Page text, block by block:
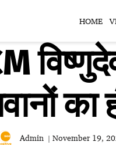
HOME
का
Admin | November 19,